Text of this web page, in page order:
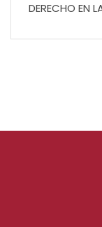
DERECHO EN